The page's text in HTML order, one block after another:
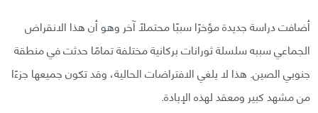
أضافت دراسة جديدة مؤخرًا سببًا محتملًا آخر وهو أن هذا الانقراض
الجماعي سببه سلسلة ثورانات بركانية مختلفة تمامًا حدثت في منطقة
جنوبي الصين. هذا لا يلغي الافتراضات الحالية، وقد تكون جميعها جزءًا
من مشهد كبير ومعقد لهذه الإبادة.